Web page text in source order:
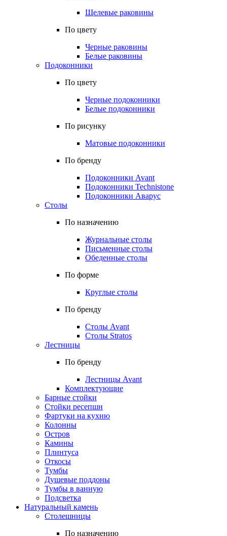
Щелевые раковины
По цвету
Черные раковины
Белые раковины
Подоконники
По цвету
Черные подоконники
Белые подоконники
По рисунку
Матовые подоконники
По бренду
Подоконники Avant
Подоконники Technistone
Подоконники Аварус
Столы
По назначению
Журнальные столы
Письменные столы
Обеденные столы
По форме
Круглые столы
По бренду
Столы Avant
Столы Stratos
Лестницы
По бренду
Лестницы Avant
Комплектующие
Барные стойки
Стойки ресепшн
Фартуки на кухню
Колонны
Остров
Камины
Плинтуса
Откосы
Тумбы
Душевые поддоны
Тумбы в ванную
Подсветка
Натуральный камень
Столешницы
По назначению